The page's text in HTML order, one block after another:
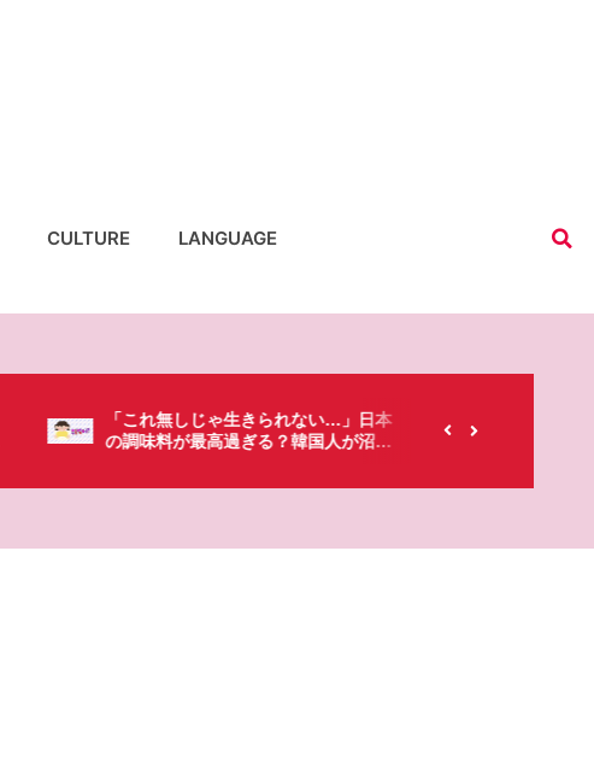
CULTURE LANGUAGE
【韓国にもあるのに…】なぜ日本のセ
ブンイレブンが韓国人に人気なの？